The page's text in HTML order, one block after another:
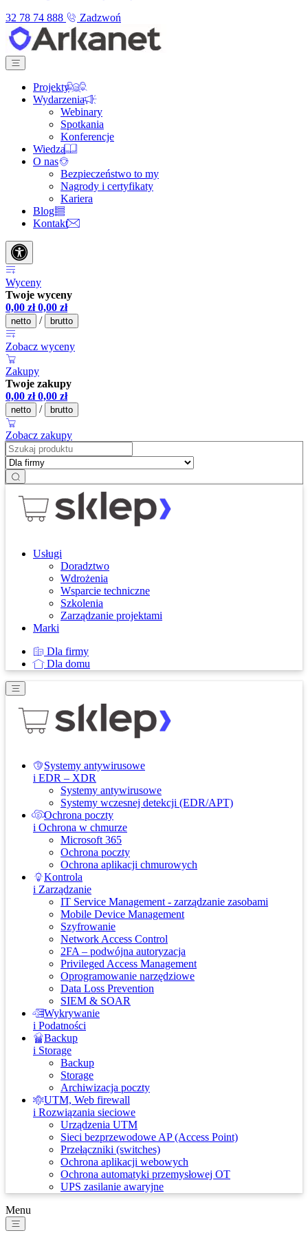
32 78 74 888
Zadzwoń
Projekty
Wydarzenia
Webinary
Spotkania
Konferencje
Wiedza
O nas
Bezpieczeństwo to my
Nagrody i certyfikaty
Kariera
Blog
Kontakt
Wyceny
Twoje wyceny
0,00 zł 0,00 zł
netto / brutto
Zobacz wyceny
Zakupy
Twoje zakupy
0,00 zł 0,00 zł
netto / brutto
Zobacz zakupy
Usługi
Doradztwo
Wdrożenia
Wsparcie techniczne
Szkolenia
Zarządzanie projektami
Marki
Dla firmy
Dla domu
Systemy antywirusowe
i EDR – XDR
Systemy antywirusowe
Systemy wczesnej detekcji (EDR/APT)
Ochrona poczty
i Ochrona w chmurze
Microsoft 365
Ochrona poczty
Ochrona aplikacji chmurowych
Kontrola
i Zarządzanie
IT Service Management - zarządzanie zasobami
Mobile Device Management
Szyfrowanie
Network Access Control
2FA – podwójna autoryzacja
Privileged Access Management
Oprogramowanie narzędziowe
Data Loss Prevention
SIEM & SOAR
Wykrywanie
i Podatności
Backup
i Storage
Backup
Storage
Archiwizacja poczty
UTM, Web firewall
i Rozwiązania sieciowe
Urządzenia UTM
Sieci bezprzewodowe AP (Access Point)
Przełączniki (switches)
Ochrona aplikacji webowych
Ochrona automatyki przemysłowej OT
UPS zasilanie awaryjne
Menu